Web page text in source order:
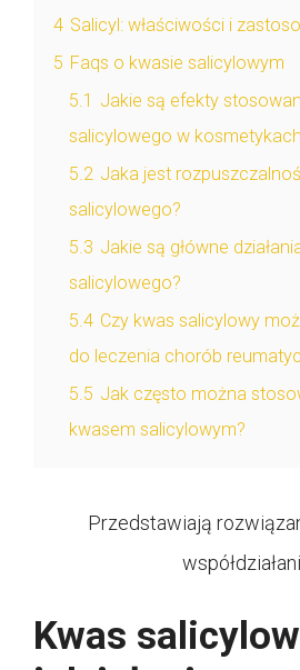
4 Salicyl: właściwości i
5 Faqs o kwasie salicylowym
5.1 Jakie są efekty
salicylowego w
5.2 Jaka jest
salicylowego?
5.3 Jakie są główne
salicylowego?
5.4 Czy kwas salicylowy
do leczenia chorób
5.5 Jak często można
kwasem salicylowym?
Przedstawiają
Kwas